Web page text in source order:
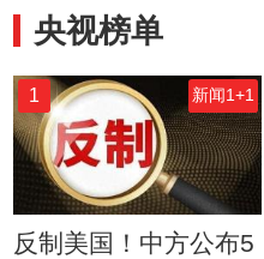
央视榜单
1 新闻1+1
反制美国！中方公布5